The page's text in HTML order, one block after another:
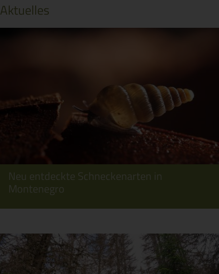
Aktuelles
Neu entdeckte Schneckenarten in
Montenegro